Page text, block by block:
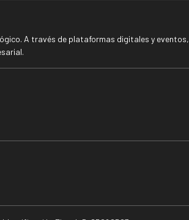
A través de plataformas digitales y eventos,